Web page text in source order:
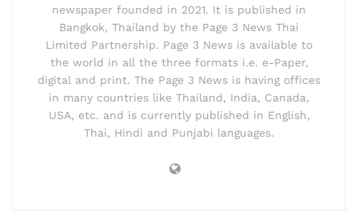
newspaper founded in 2021. It is published in
Bangkok, Thailand by the Page 3 News Thai
Limited Partnership. Page 3 News is available to
the world in all the three formats i.e. e-Paper,
digital and print. The Page 3 News is having offices
in many countries like Thailand, India, Canada,
USA, etc. and is currently published in English,
Thai, Hindi and Punjabi languages.